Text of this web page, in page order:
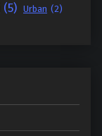
(5) Urban (2)